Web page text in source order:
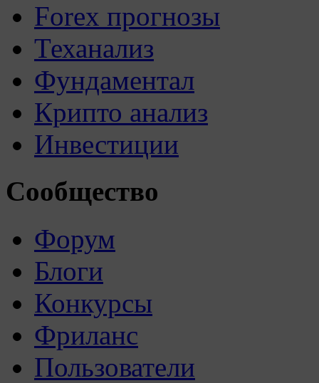
Forex прогнозы
Теханализ
Фундаментал
Крипто анализ
Инвестиции
Сообщество
Форум
Блоги
Конкурсы
Фриланс
Пользователи